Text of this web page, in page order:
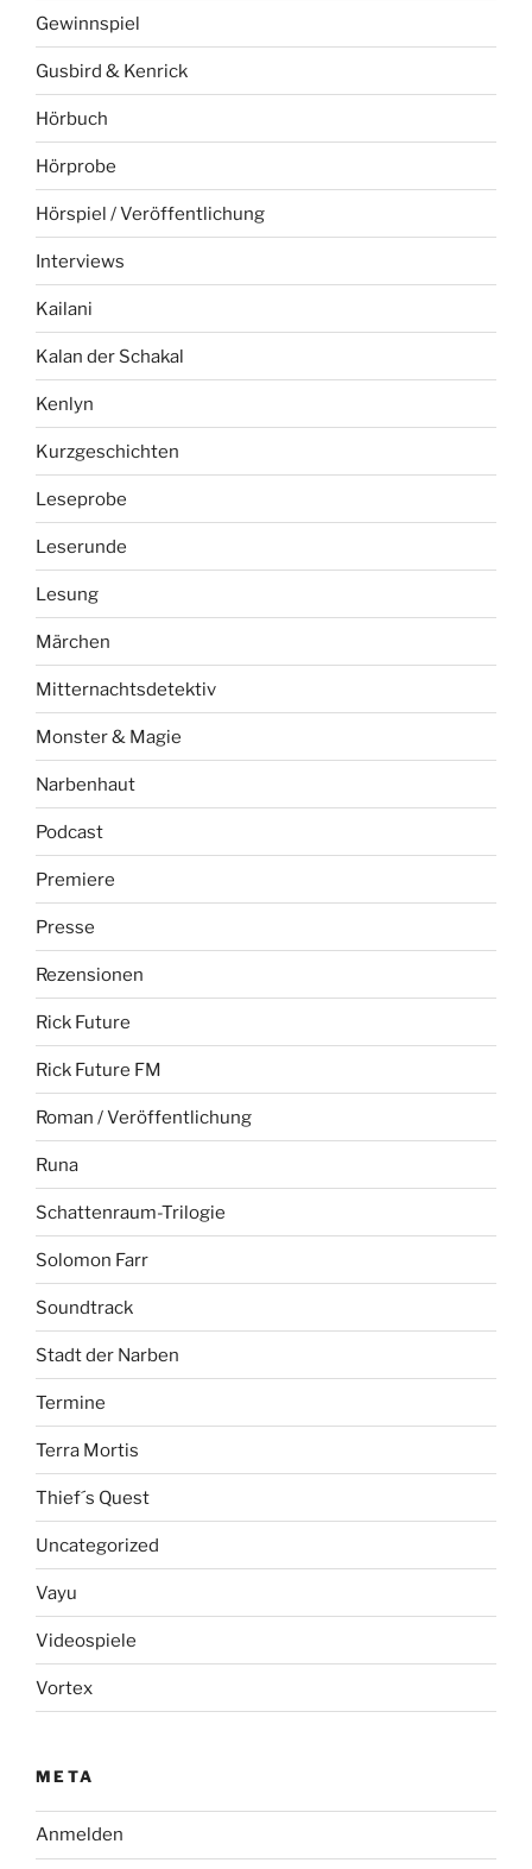
Gewinnspiel
Gusbird & Kenrick
Hörbuch
Hörprobe
Hörspiel / Veröffentlichung
Interviews
Kailani
Kalan der Schakal
Kenlyn
Kurzgeschichten
Leseprobe
Leserunde
Lesung
Märchen
Mitternachtsdetektiv
Monster & Magie
Narbenhaut
Podcast
Premiere
Presse
Rezensionen
Rick Future
Rick Future FM
Roman / Veröffentlichung
Runa
Schattenraum-Trilogie
Solomon Farr
Soundtrack
Stadt der Narben
Termine
Terra Mortis
Thief´s Quest
Uncategorized
Vayu
Videospiele
Vortex
META
Anmelden